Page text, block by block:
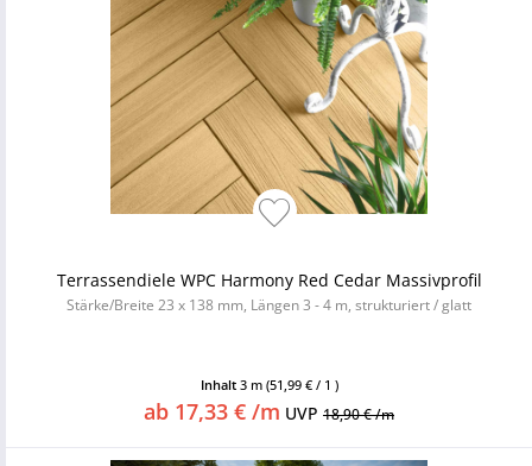
Terrassendiele WPC Harmony Red Cedar Massivprofil
Stärke/Breite 23 x 138 mm, Längen 3 - 4 m, strukturiert / glatt
Inhalt 3 m (51,99 € / 1 )
ab 17,33 € /m UVP 18,90 € /m